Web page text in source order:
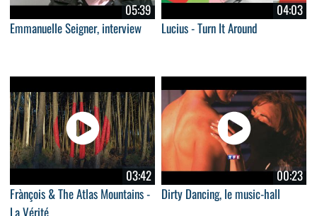
05:39
Emmanuelle Seigner, interview
04:03
Lucius - Turn It Around
03:42
Frànçois & The Atlas Mountains -
La Vérité
00:23
Dirty Dancing, le music-hall